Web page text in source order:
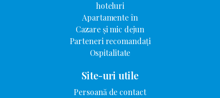
hoteluri
Apartamente în
Cazare și mic dejun
Parteneri recomandați
Ospitalitate
Site-uri utile
Persoană de contact